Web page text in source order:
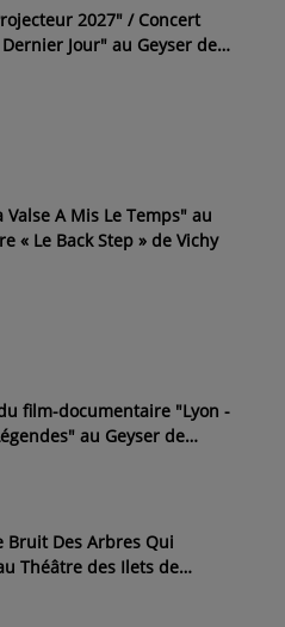
2027" / Concert
Jour" au Geyser de
Valse A Mis Le Temps" au
« Le Back Step » de Vichy
film-documentaire "Lyon -
au Geyser de
Bruit Des Arbres Qui
Théâtre des Ilets de